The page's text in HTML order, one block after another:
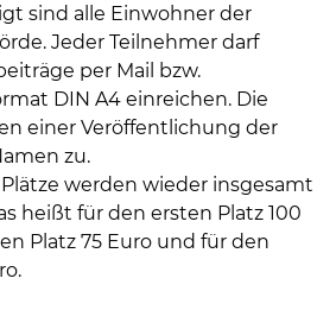
sind alle Einwohner der
Jeder Teilnehmer darf
per Mail bzw.
DIN A4 einreichen. Die
einer Veröffentlichung der
zu.
werden wieder insgesamt
heißt für den ersten Platz 100
Platz 75 Euro und für den